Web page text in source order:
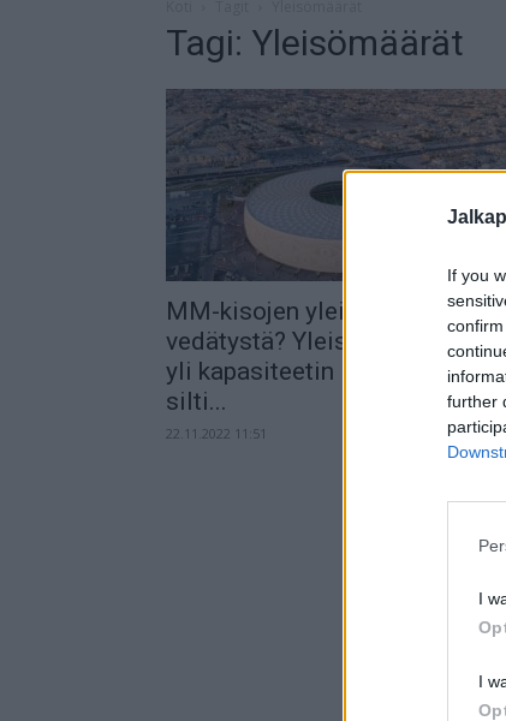
If you
further
I
I
Tagi: Yleisömäärät
MM-kisojen yleisömäärät
vedätystä? Yleisömäärät
yli kapasiteetin – katsomossa
silti...
22.11.2022 11:51